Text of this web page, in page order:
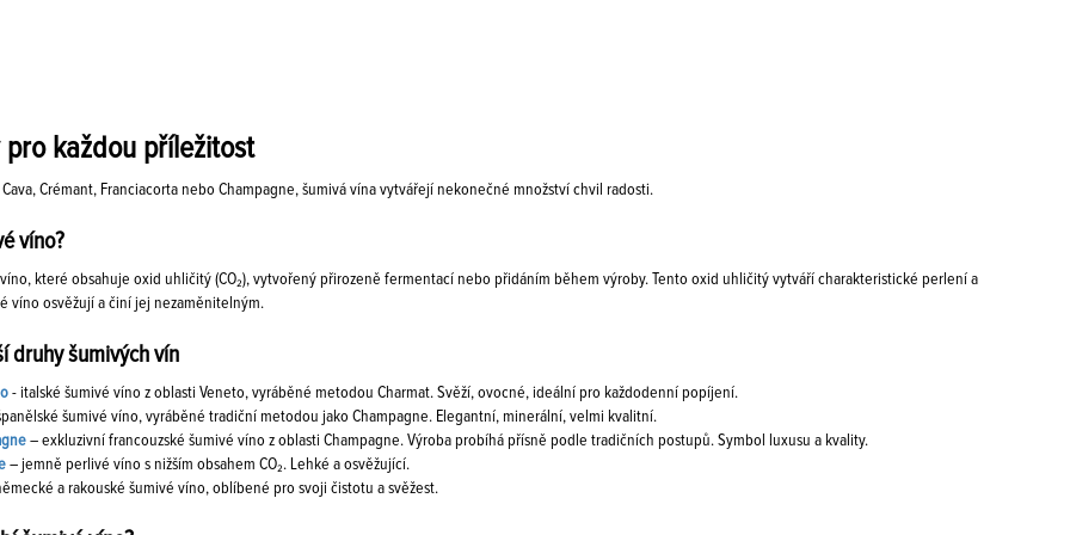
pro každou příležitost
Crémant, Franciacorta nebo Champagne, šumivá vína vytvářejí nekonečné množství chvil radosti.
víno?
které obsahuje oxid uhličitý (CO₂), vytvořený přirozeně fermentací nebo přidáním během výroby. Tento oxid uhličitý vytváří charakteristické perlení a
víno osvěžují a činí jej nezaměnitelným.
druhy šumivých vín
- italské šumivé víno z oblasti Veneto, vyráběné metodou Charmat. Svěží, ovocné, ideální pro každodenní popíjení.
šumivé víno, vyráběné tradiční metodou jako Champagne. Elegantní, minerální, velmi kvalitní.
– exkluzivní francouzské šumivé víno z oblasti Champagne. Výroba probíhá přísně podle tradičních postupů. Symbol luxusu a kvality.
– jemně perlivé víno s nižším obsahem CO₂. Lehké a osvěžující.
a rakouské šumivé víno, oblíbené pro svoji čistotu a svěžest.